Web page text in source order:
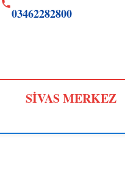
03462282800
SİVAS MERKEZ